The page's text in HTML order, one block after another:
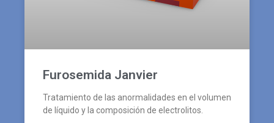
Furosemida Janvier
Tratamiento de las anormalidades en el volumen
de líquido y la composición de electrolitos.